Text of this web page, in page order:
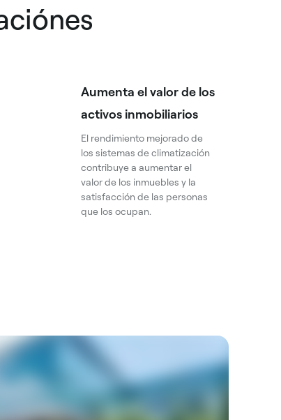
Aumenta el valor de los
activos inmobiliarios
El rendimiento mejorado de
los sistemas de climatización
contribuye a aumentar el
valor de los inmuebles y la
satisfacción de las personas
que los ocupan.